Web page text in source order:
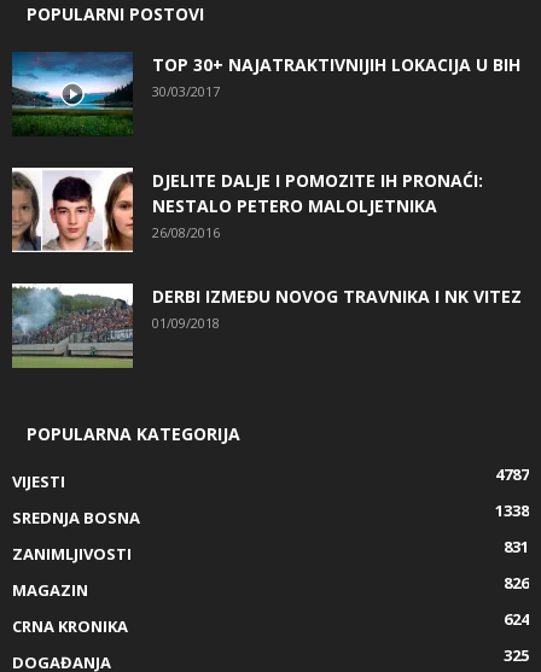
POPULARNI POSTOVI
TOP 30+ NAJATRAKTIVNIJIH LOKACIJA U BIH
30/03/2017
DJELITE DALJE I POMOZITE IH PRONAĆI:
NESTALO PETERO MALOLJETNIKA
26/08/2016
DERBI IZMEĐU NOVOG TRAVNIKA I NK VITEZ
01/09/2018
POPULARNA KATEGORIJA
VIJESTI
4787
SREDNJA BOSNA
1338
ZANIMLJIVOSTI
831
MAGAZIN
826
CRNA KRONIKA
624
DOGAĐANJA
325